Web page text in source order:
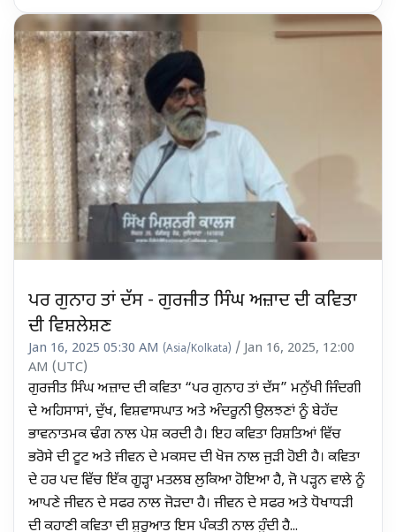
ਪਰ ਗੁਨਾਹ ਤਾਂ ਦੱਸ - ਗੁਰਜੀਤ ਸਿੰਘ ਅਜ਼ਾਦ ਦੀ ਕਵਿਤਾ
ਦੀ ਵਿਸ਼ਲੇਸ਼ਣ
Jan 16, 2025 05:30 AM (Asia/Kolkata) / Jan 16, 2025, 12:00
AM (UTC)
ਗੁਰਜੀਤ ਸਿੰਘ ਅਜ਼ਾਦ ਦੀ ਕਵਿਤਾ “ਪਰ ਗੁਨਾਹ ਤਾਂ ਦੱਸ” ਮਨੁੱਖੀ ਜਿੰਦਗੀ
ਦੇ ਅਹਿਸਾਸਾਂ, ਦੁੱਖ, ਵਿਸ਼ਵਾਸਘਾਤ ਅਤੇ ਅੰਦਰੂਨੀ ਉਲਝਣਾਂ ਨੂੰ ਬੇਹੱਦ
ਭਾਵਨਾਤਮਕ ਢੰਗ ਨਾਲ ਪੇਸ਼ ਕਰਦੀ ਹੈ। ਇਹ ਕਵਿਤਾ ਰਿਸ਼ਤਿਆਂ ਵਿੱਚ
ਭਰੋਸੇ ਦੀ ਟੂਟ ਅਤੇ ਜੀਵਨ ਦੇ ਮਕਸਦ ਦੀ ਖੋਜ ਨਾਲ ਜੁੜੀ ਹੋਈ ਹੈ। ਕਵਿਤਾ
ਦੇ ਹਰ ਪਦ ਵਿੱਚ ਇੱਕ ਗੂੜ੍ਹਾ ਮਤਲਬ ਲੁਕਿਆ ਹੋਇਆ ਹੈ, ਜੋ ਪੜ੍ਹਨ ਵਾਲੇ ਨੂੰ
ਆਪਣੇ ਜੀਵਨ ਦੇ ਸਫਰ ਨਾਲ ਜੋੜਦਾ ਹੈ। ਜੀਵਨ ਦੇ ਸਫਰ ਅਤੇ ਧੋਖਾਧੜੀ
ਦੀ ਕਹਾਣੀ ਕਵਿਤਾ ਦੀ ਸ਼ੁਰੂਆਤ ਇਸ ਪੰਕਤੀ ਨਾਲ ਹੁੰਦੀ ਹੈ...